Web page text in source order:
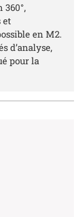
360°,
et
en M2.
d’analyse,
pour la